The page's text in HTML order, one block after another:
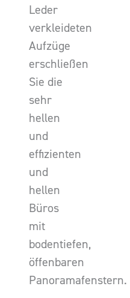
Leder
verkleideten
Aufzüge
erschließen
Sie die
sehr
hellen
und
effizienten
und
hellen
Büros
mit
bodentiefen,
öffenbaren
Panoramafenstern.